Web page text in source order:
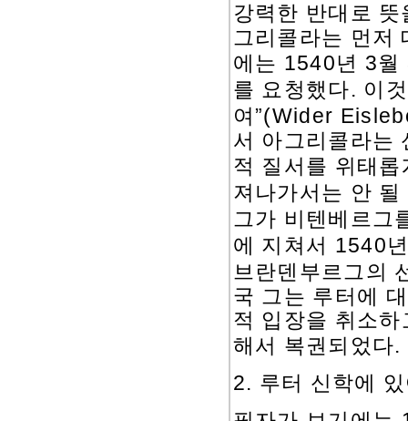
강력한 반대로
그리콜라는 먼저
에는 1540년 3월
를 요청했다. 이
여 ”(Wider
서 아그리콜라는
적 질서를 위태
져나가서는 안
그가 비텐베르그
에 지쳐서 1540
브란덴부르그의
국 그는 루터에
적 입장을 취소
해서 복권되었다.
2. 루터 신학에